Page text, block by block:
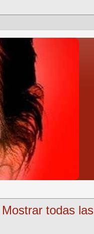
Mostrar todas las